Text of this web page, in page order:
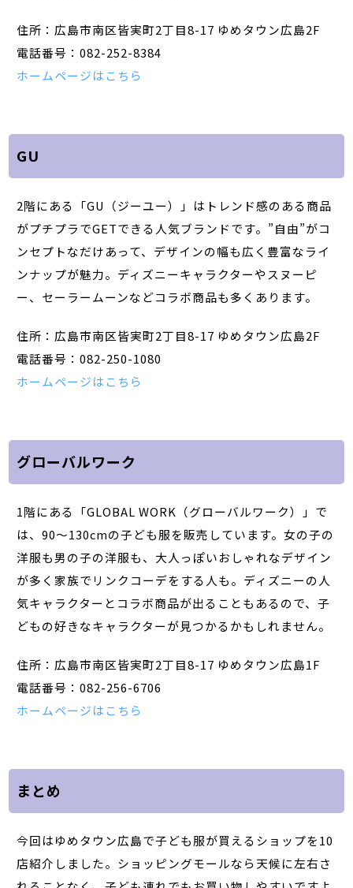
住所：広島市南区皆実町2丁目8-17 ゆめタウン広島2F
電話番号：082-252-8384
ホームページはこちら
GU
2階にある「GU（ジーユー）」はトレンド感のある商品
がプチプラでGETできる人気ブランドです。”自由”がコ
ンセプトなだけあって、デザインの幅も広く豊富なライ
ンナップが魅力。ディズニーキャラクターやスヌーピ
ー、セーラームーンなどコラボ商品も多くあります。
住所：広島市南区皆実町2丁目8-17 ゆめタウン広島2F
電話番号：082-250-1080
ホームページはこちら
グローバルワーク
1階にある「GLOBAL WORK（グローバルワーク）」で
は、90～130cmの子ども服を販売しています。女の子の
洋服も男の子の洋服も、大人っぽいおしゃれなデザイン
が多く家族でリンクコーデをする人も。ディズニーの人
気キャラクターとコラボ商品が出ることもあるので、子
どもの好きなキャラクターが見つかるかもしれません。
住所：広島市南区皆実町2丁目8-17 ゆめタウン広島1F
電話番号：082-256-6706
ホームページはこちら
まとめ
今回はゆめタウン広島で子ども服が買えるショップを10
店紹介しました。ショッピングモールなら天候に左右さ